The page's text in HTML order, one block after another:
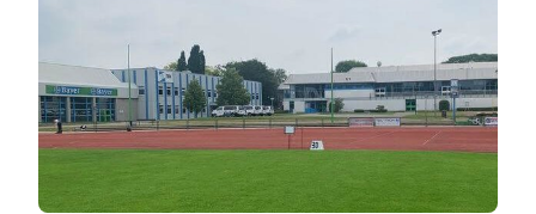
in
Hürdendisziplinen